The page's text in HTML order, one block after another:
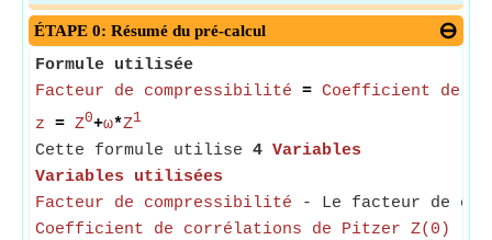
ÉTAPE 0: Résumé du pré-calcul
Formule utilisée
Facteur de compressibilité = Coefficient de
z = Z0+ω*Z1
Cette formule utilise 4 Variables
Variables utilisées
Facteur de compressibilité - Le facteur de
Coefficient de corrélations de Pitzer Z(0)